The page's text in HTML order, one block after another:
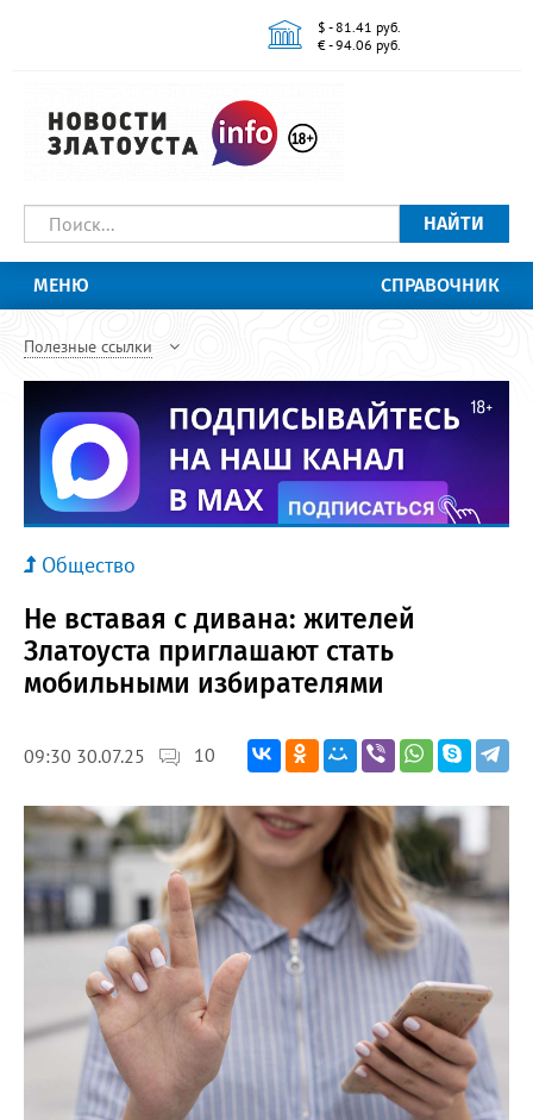
$ - 81.41 руб.
€ - 94.06 руб.
НАЙТИ
МЕНЮ СПРАВОЧНИК
Полезные ссылки
Общество
Не вставая с дивана: жителей
Златоуста приглашают стать
мобильными избирателями
09:30 30.07.25 10